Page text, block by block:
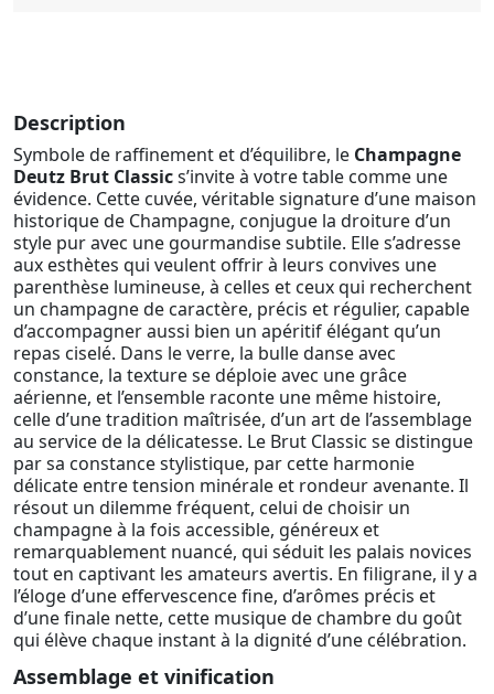
Description
Symbole de raffinement et d’équilibre, le Champagne
Deutz Brut Classics’invite à votre table comme une
évidence. Cette cuvée, véritable signature d’une maison
historique de Champagne, conjugue la droiture d’un
style pur avec une gourmandise subtile. Elle s’adresse
aux esthètes qui veulent offrir à leurs convives une
parenthèse lumineuse, à celles et ceux qui recherchent
un champagne de caractère, précis et régulier, capable
d’accompagner aussi bien un apéritif élégant qu’un
repas ciselé. Dans le verre, la bulle danse avec
constance, la texture se déploie avec une grâce
aérienne, et l’ensemble raconte une même histoire,
celle d’une tradition maîtrisée, d’un art de l’assemblage
au service de la délicatesse. Le Brut Classic se distingue
par sa constance stylistique, par cette harmonie
délicate entre tension minérale et rondeur avenante. Il
résout un dilemme fréquent, celui de choisir un
champagne à la fois accessible, généreux et
remarquablement nuancé, qui séduit les palais novices
tout en captivant les amateurs avertis. En filigrane, il y a
l’éloge d’une effervescence fine, d’arômes précis et
d’une finale nette, cette musique de chambre du goût
qui élève chaque instant à la dignité d’une célébration.
Assemblage et vinification